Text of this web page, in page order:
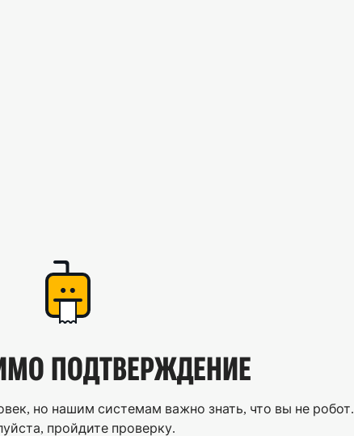
ПОДТВЕРЖДЕНИЕ
но нашим системам важно знать, что вы не робот.
пройдите проверку.